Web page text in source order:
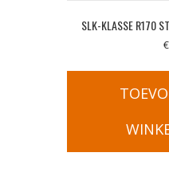
SLK-KLASSE R170
€